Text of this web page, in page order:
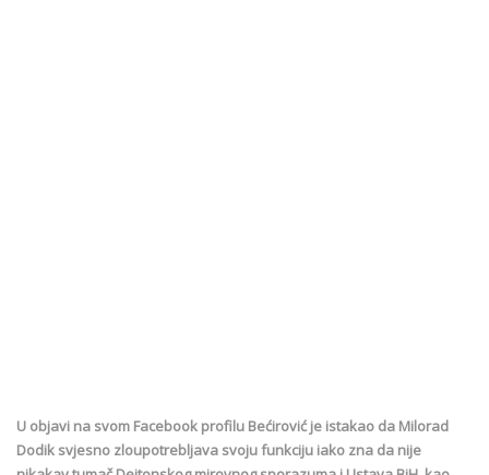
U objavi na svom Facebook profilu Bećirović je istakao da Milorad
Dodik svjesno zloupotrebljava svoju funkciju iako zna da nije